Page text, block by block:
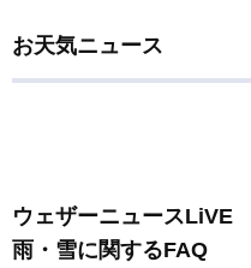
お天気ニュース
ウェザーニュースLiVE
雨・雪に関するFAQ